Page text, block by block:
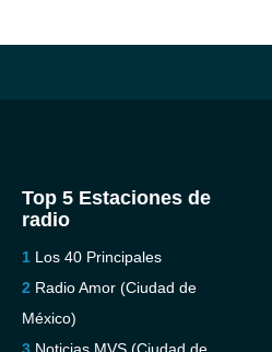
Top 5 Estaciones de
radio
Los 40 Principales
Radio Amor (Ciudad de
México)